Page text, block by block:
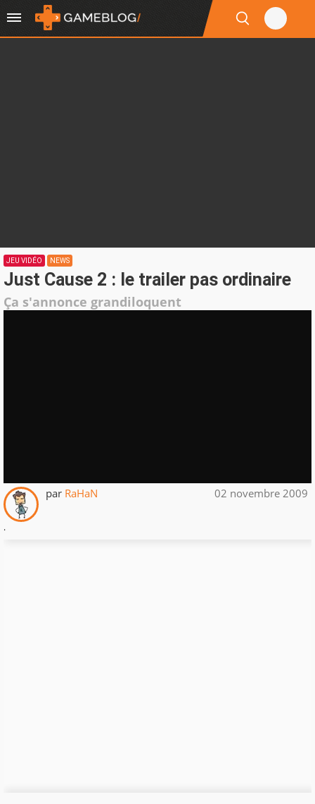
JEU VIDÉO NEWS
Just Cause 2 : le trailer pas ordinaire
Ça s'annonce grandiloquent
par RaHaN 02 novembre 2009
.